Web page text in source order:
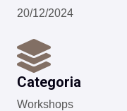
20/12/2024
Categoria
Workshops